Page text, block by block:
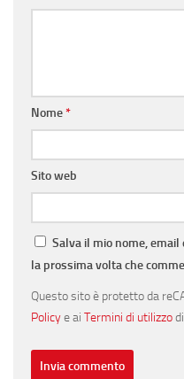
Nome*
Sito web
Salva il mio nome,
la prossima volta che
Questo sito è protetto da
Policye ai Termini di utilizzo